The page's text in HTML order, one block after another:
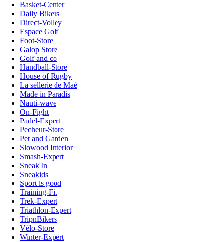
Basket-Center
Daily Bikers
Direct-Volley
Espace Golf
Foot-Store
Galop Store
Golf and co
Handball-Store
House of Rugby
La sellerie de Maé
Made in Paradis
Nauti-wave
On-Fight
Padel-Expert
Pecheur-Store
Pet and Garden
Slowood Interior
Smash-Expert
Sneak'In
Sneakids
Sport is good
Training-Fit
Trek-Expert
Triathlon-Expert
TripnBikers
Vélo-Store
Winter-Expert